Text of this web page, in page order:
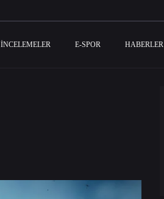
İNCELEMELER E-SPOR HABERLER